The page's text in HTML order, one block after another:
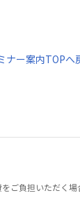
ナー案内TOPへ
ご負担いただく